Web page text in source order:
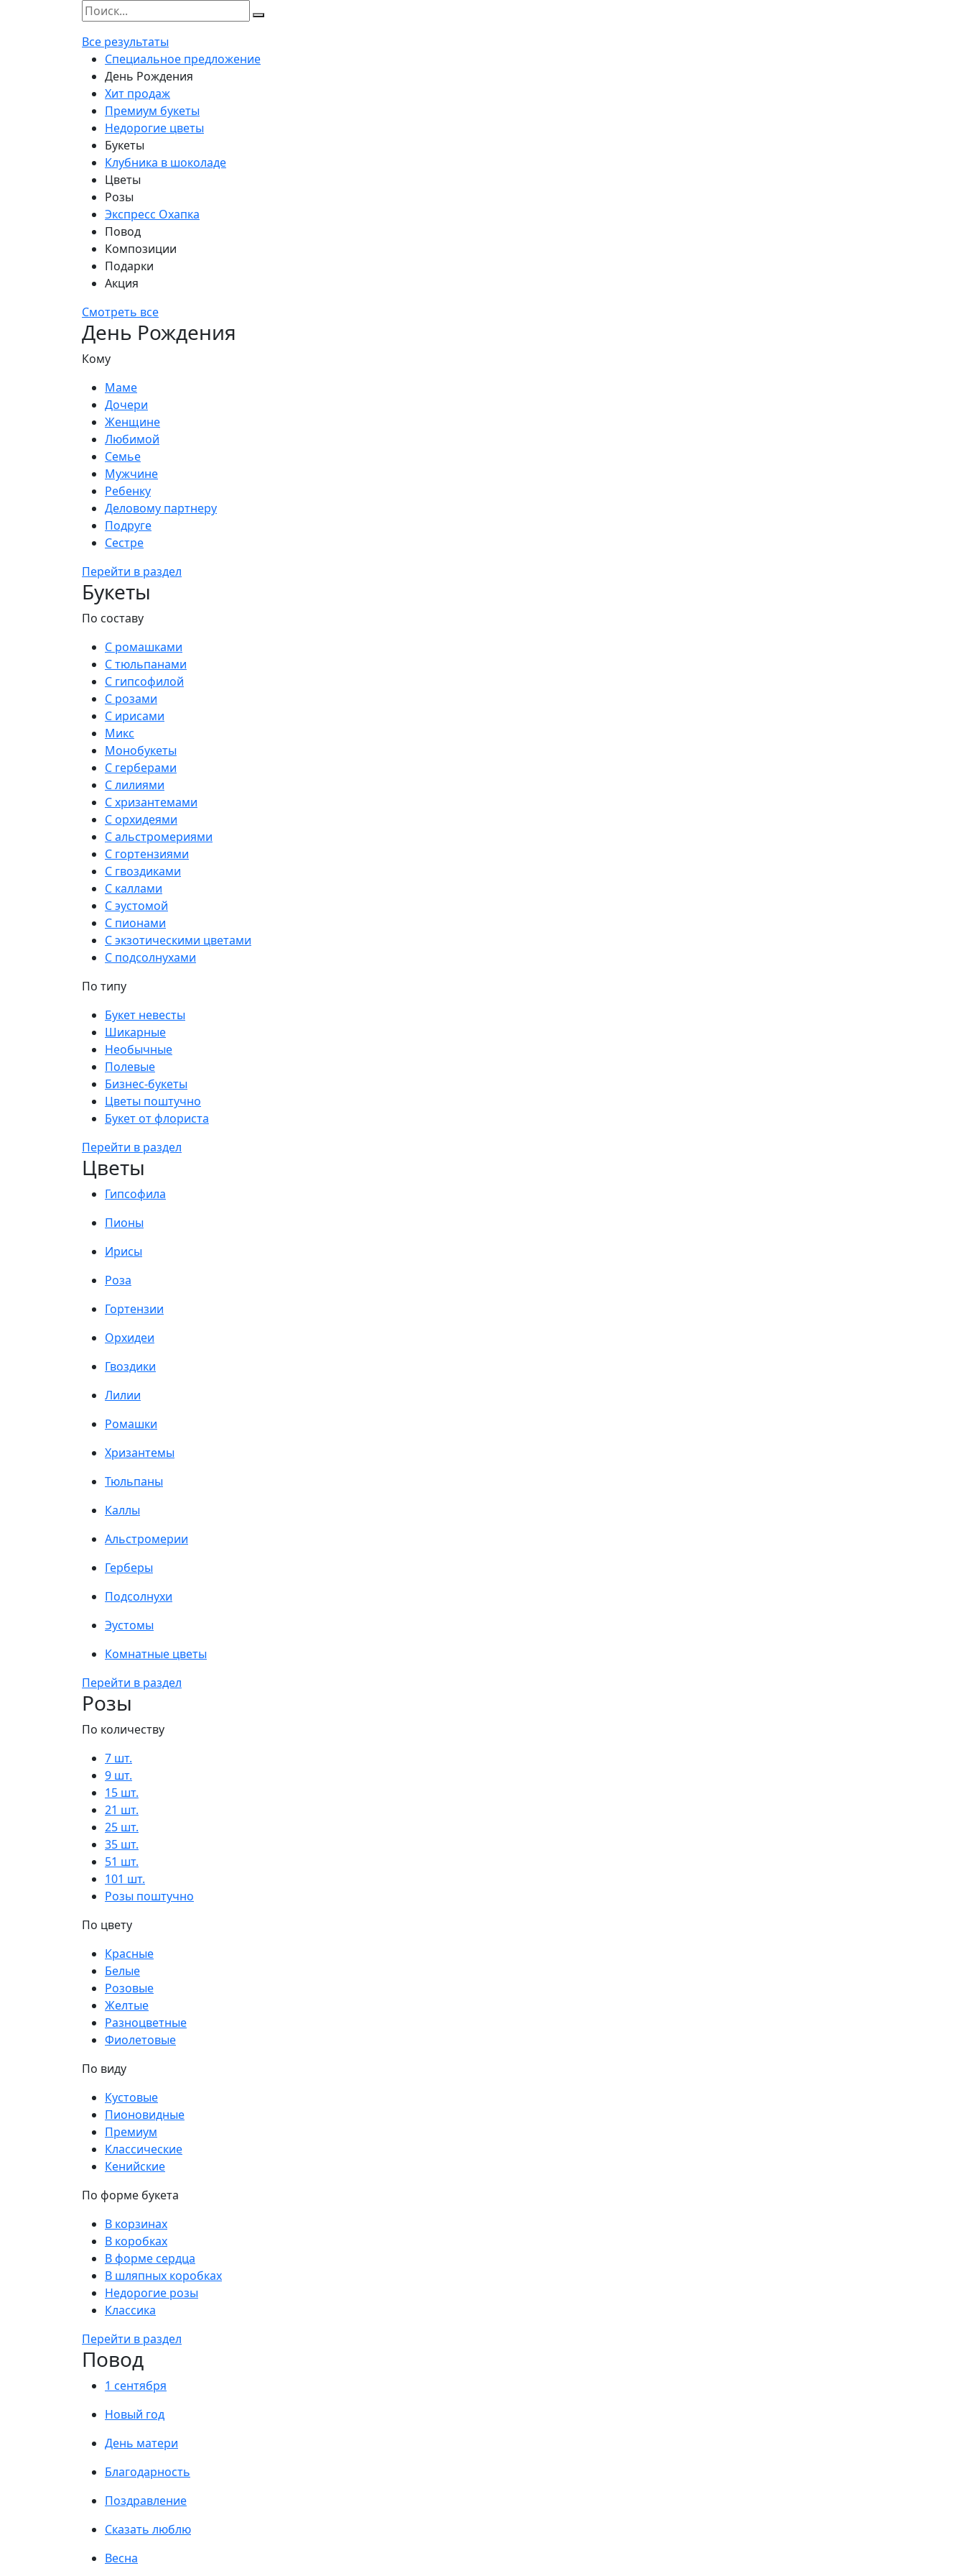
Все результаты
Специальное предложение
День Рождения
Хит продаж
Премиум букеты
Недорогие цветы
Букеты
Клубника в шоколаде
Цветы
Розы
Экспресс Охапка
Повод
Композиции
Подарки
Акция
Смотреть все
День Рождения
Кому
Маме
Дочери
Женщине
Любимой
Семье
Мужчине
Ребенку
Деловому партнеру
Подруге
Сестре
Перейти в раздел
Букеты
По составу
С ромашками
С тюльпанами
С гипсофилой
С розами
С ирисами
Микс
Монобукеты
С герберами
С лилиями
С хризантемами
С орхидеями
С альстромериями
С гортензиями
С гвоздиками
С каллами
С эустомой
С пионами
С экзотическими цветами
С подсолнухами
По типу
Букет невесты
Шикарные
Необычные
Полевые
Бизнес-букеты
Цветы поштучно
Букет от флориста
Перейти в раздел
Цветы
Гипсофила
Пионы
Ирисы
Роза
Гортензии
Орхидеи
Гвоздики
Лилии
Ромашки
Хризантемы
Тюльпаны
Каллы
Альстромерии
Герберы
Подсолнухи
Эустомы
Комнатные цветы
Перейти в раздел
Розы
По количеству
7 шт.
9 шт.
15 шт.
21 шт.
25 шт.
35 шт.
51 шт.
101 шт.
Розы поштучно
По цвету
Красные
Белые
Розовые
Желтые
Разноцветные
Фиолетовые
По виду
Кустовые
Пионовидные
Премиум
Классические
Кенийские
По форме букета
В корзинах
В коробках
В форме сердца
В шляпных коробках
Недорогие розы
Классика
Перейти в раздел
Повод
1 сентября
Новый год
День матери
Благодарность
Поздравление
Сказать люблю
Весна